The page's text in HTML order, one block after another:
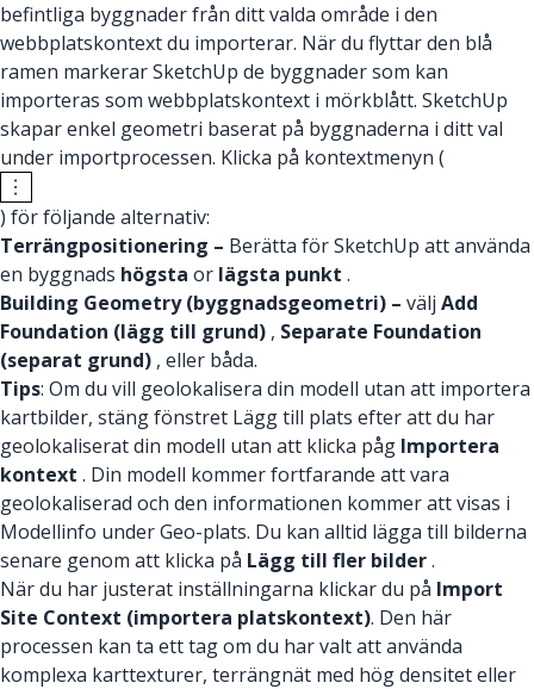
befintliga byggnader från ditt valda område i den
webbplatskontext du importerar. När du flyttar den blå
ramen markerar SketchUp de byggnader som kan
importeras som webbplatskontext i mörkblått. SketchUp
skapar enkel geometri baserat på byggnaderna i ditt val
under importprocessen. Klicka på kontextmenyn (
) för följande alternativ:
Terrängpositionering – Berätta för SketchUp att använda
en byggnads högsta or lägsta punkt .
Building Geometry (byggnadsgeometri) – välj Add
Foundation (lägg till grund) , Separate Foundation
(separat grund) , eller båda.
Tips: Om du vill geolokalisera din modell utan att importera
kartbilder, stäng fönstret Lägg till plats efter att du har
geolokaliserat din modell utan att klicka påg Importera
kontext . Din modell kommer fortfarande att vara
geolokaliserad och den informationen kommer att visas i
Modellinfo under Geo-plats. Du kan alltid lägga till bilderna
senare genom att klicka på Lägg till fler bilder.
När du har justerat inställningarna klickar du på Import
Site Context (importera platskontext). Den här
processen kan ta ett tag om du har valt att använda
komplexa karttexturer, terrängnät med hög densitet eller